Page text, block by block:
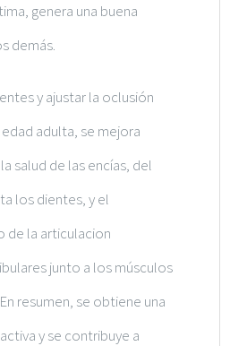
genera una buena
demás.
y ajustar la oclusión
adulta, se mejora
salud de las encías, del
los dientes, y el
de la articulacion
junto a los músculos
resumen, se obtiene una
y se contribuye a